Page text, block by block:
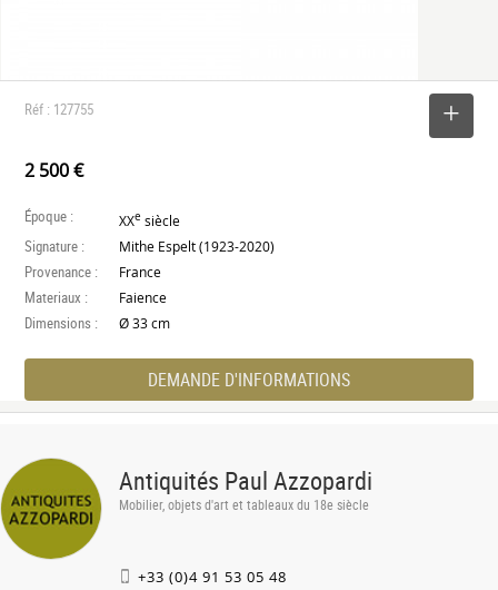
Réf : 127755
2 500 €
Époque : XXe siècle
Signature : Mithe Espelt (1923-2020)
Provenance : France
Materiaux : Faience
Dimensions : Ø 33 cm
DEMANDE D'INFORMATIONS
Antiquités Paul Azzopardi
Mobilier, objets d'art et tableaux du 18e siècle
+33 (0)4 91 53 05 48